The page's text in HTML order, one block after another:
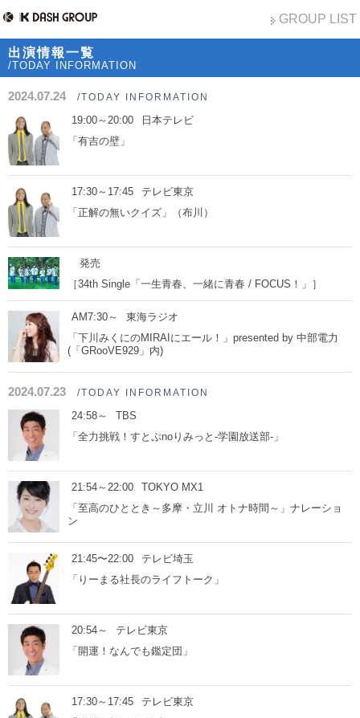
GROUP LIST
出演情報一覧
/TODAY INFORMATION
2024.07.24 /TODAY INFORMATION
19:00～20:00
日本テレビ
「有吉の壁」
17:30～17:45
テレビ東京
「正解の無いクイズ」（布川）
発売
［34th Single「一生青春、一緒に青春 / FOCUS！」］
AM7:30～
東海ラジオ
「下川みくにのMIRAIにエール！」presented by 中部電力
(「GRooVE929」内)
2024.07.23 /TODAY INFORMATION
24:58～
TBS
「全力挑戦！すとぷnoりみっと-学園放送部-」
21:54～22:00
TOKYO MX1
「至高のひととき～多摩・立川 オトナ時間～」ナレーショ
ン
21:45〜22:00
テレビ埼玉
「りーまる社長のライフトーク」
20:54～
テレビ東京
「開運！なんでも鑑定団」
17:30～17:45
テレビ東京